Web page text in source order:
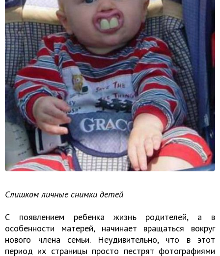
Слишком личные снимки детей
С появлением ребенка жизнь родителей, а в
особенности матерей, начинает вращаться вокруг
нового члена семьи. Неудивительно, что в этот
период их страницы просто пестрят фотографиями